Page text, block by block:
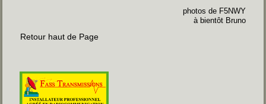
photos de F5NWY
à bientôt Bruno
Retour haut de Page